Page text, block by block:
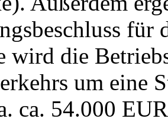
wird die
um eine
ca. 54.000